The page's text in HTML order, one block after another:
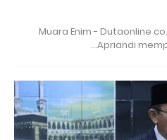
Muara Enim - Dutaonline
Apriandi